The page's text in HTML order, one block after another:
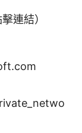
連結）